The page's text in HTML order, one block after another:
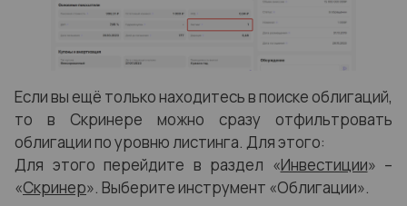
Если вы ещё только находитесь в поиске облигаций,
то в Скринере можно сразу отфильтровать
облигации по уровню листинга. Для этого:
Для этого перейдите в раздел «Инвестиции» –
«Скринер». Выберите инструмент «Облигации».